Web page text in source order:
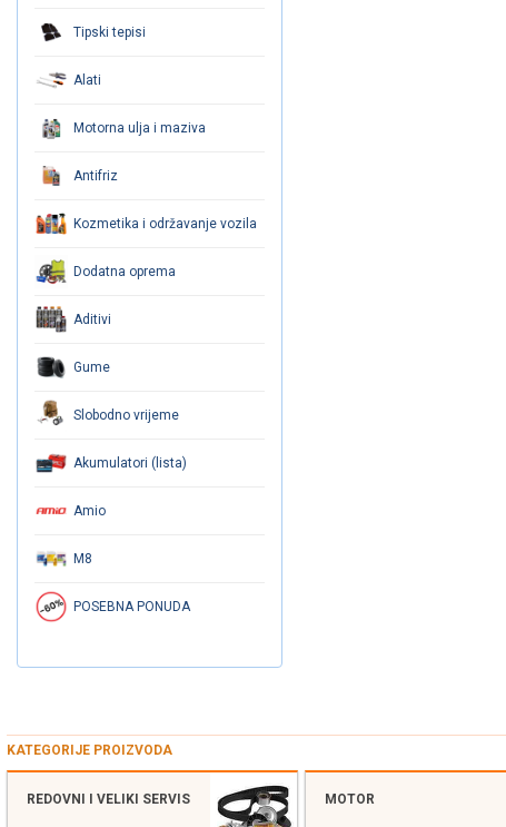
Tipski tepisi
Alati
Motorna ulja i maziva
Antifriz
Kozmetika i održavanje vozila
Dodatna oprema
Aditivi
Gume
Slobodno vrijeme
Akumulatori (lista)
Amio
M8
POSEBNA PONUDA
KATEGORIJE PROIZVODA
REDOVNI I VELIKI SERVIS MOTOR